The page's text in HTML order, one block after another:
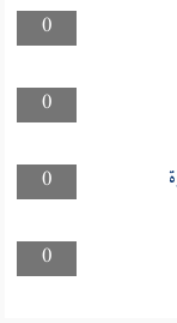
0
0
0
0